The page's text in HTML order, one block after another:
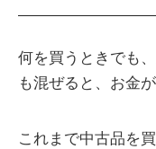
何を買うときでも
も混ぜると、お金が
これまで中古品を